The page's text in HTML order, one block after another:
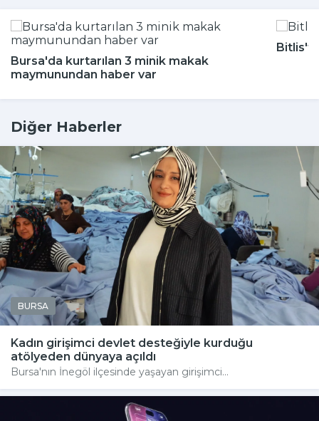
Bursa'da kurtarılan 3 minik makak
maymunundan haber var
Diğer Haberler
BURSA
Kadın girişimci devlet desteğiyle kurduğu
atölyeden dünyaya açıldı
Bursa'nın İnegöl ilçesinde yaşayan girişimci...